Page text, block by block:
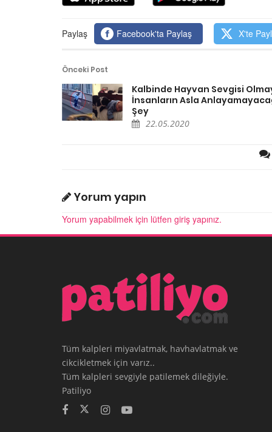
Paylaş Facebook'ta Paylaş X'te
Önceki Post
Kalbinde Hayvan Sevgisi
İnsanların Asla
Şey
22.05.2020
Yorum yapın
Yorum yapabilmek için lütfen giriş yapınız.
Tüm kalpleri miyavlatmak, havhavlatmak ve
cikcikletmek için varız..
Tüm kalpleri sevgiyle patilemek dileğiyle.
Patiliyo